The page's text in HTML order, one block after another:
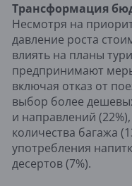
Трансформация
Несмотря на
давление роста
влиять на планы
предпринимают
включая отказ от
выбор более
и направлений
количества багажа
употребления
десертов (7%).